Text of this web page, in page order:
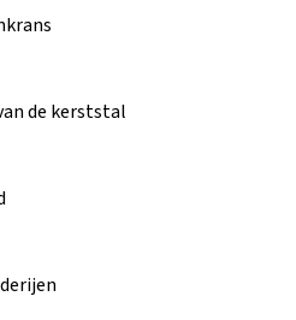
de kerststal